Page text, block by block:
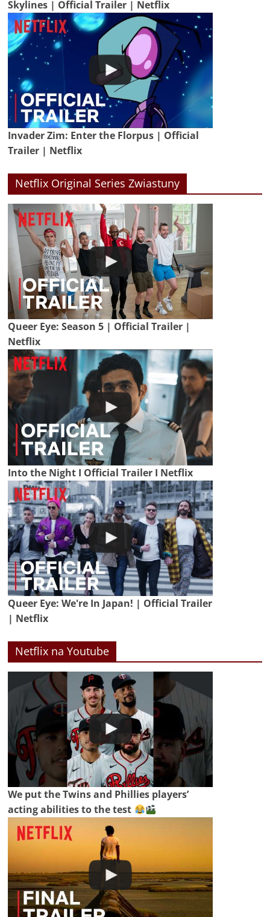
Skylines | Official Trailer | Netflix
Invader Zim: Enter the Florpus | Official
Trailer | Netflix
Netflix Original Series Zwiastuny
Queer Eye: Season 5 | Official Trailer |
Netflix
Into the Night I Official Trailer I Netflix
Queer Eye: We're In Japan! | Official Trailer
| Netflix
Netflix na Youtube
We put the Twins and Phillies players’
acting abilities to the test